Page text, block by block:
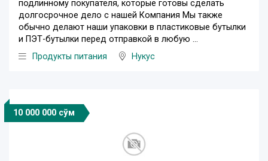
подлинному покупателя, которые готовы сделать
долгосрочное дело с нашей Компания Мы также
обычно делают наши упаковки в пластиковые бутылки
и ПЭТ-бутылки перед отправкой в любую ...
Продукты питания
Нукус
10 000 000 сўм